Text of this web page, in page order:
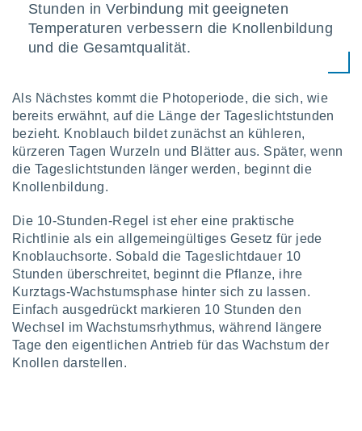
von
von
der
Inhalten.
und
durch
Inhalte,
und der
Stunden in Verbindung mit geeigneten
Temperaturen verbessern die Knollenbildung
und die Gesamtqualität.
Als Nächstes kommt die Photoperiode, die sich, wie
bereits erwähnt, auf die Länge der Tageslichtstunden
bezieht. Knoblauch bildet zunächst an kühleren,
kürzeren Tagen Wurzeln und Blätter aus. Später, wenn
die Tageslichtstunden länger werden, beginnt die
Knollenbildung.
Die 10-Stunden-Regel ist eher eine praktische
Richtlinie als ein allgemeingültiges Gesetz für jede
Knoblauchsorte. Sobald die Tageslichtdauer 10
Stunden überschreitet, beginnt die Pflanze, ihre
Kurztags-Wachstumsphase hinter sich zu lassen.
Einfach ausgedrückt markieren 10 Stunden den
Wechsel im Wachstumsrhythmus, während längere
Tage den eigentlichen Antrieb für das Wachstum der
Knollen darstellen.